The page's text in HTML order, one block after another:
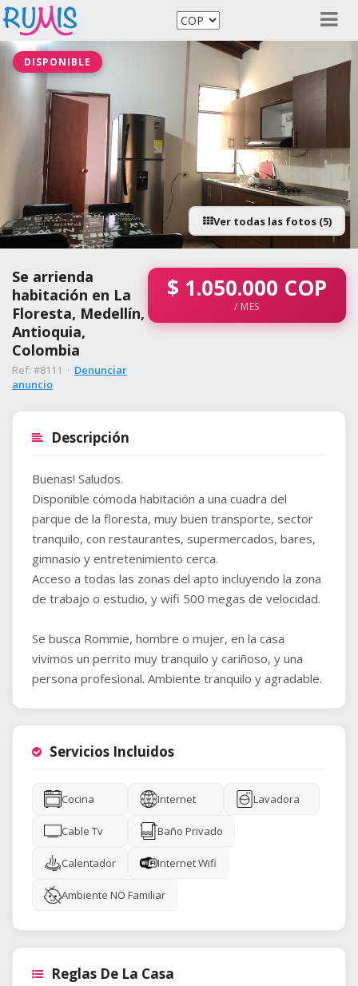
DISPONIBLE
Ver todas las fotos (5)
Se arrienda
habitación en La
Floresta, Medellín,
Antioquia,
Colombia
Ref: #8111 · Denunciar
anuncio
$ 1.050.000 COP
/ MES
Descripción
Buenas! Saludos.
Disponible cómoda habitación a una cuadra del
parque de la floresta, muy buen transporte, sector
tranquilo, con restaurantes, supermercados, bares,
gimnasio y entretenimiento cerca.
Acceso a todas las zonas del apto incluyendo la zona
de trabajo o estudio, y wifi 500 megas de velocidad.
Se busca Rommie, hombre o mujer, en la casa
vivimos un perrito muy tranquilo y cariñoso, y una
persona profesional. Ambiente tranquilo y agradable.
Servicios Incluidos
Cocina Internet Lavadora
Cable Tv Baño Privado
Calentador Internet Wifi
Ambiente NO Familiar
Reglas De La Casa